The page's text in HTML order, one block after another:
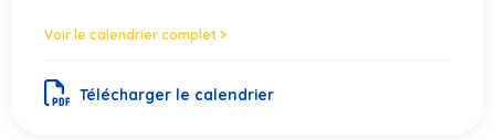
Voir le calendrier complet >
Télécharger le calendrier